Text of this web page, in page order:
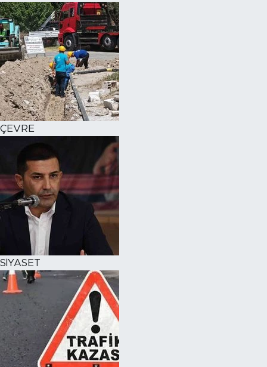
ÇEVRE
SİYASET